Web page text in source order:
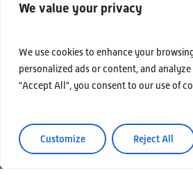
We value your privacy
We use cookies to enhance your
personalized ads or content, and
"Accept All", you consent to our use of
Customize Reject All
Contatti
Area Riservata